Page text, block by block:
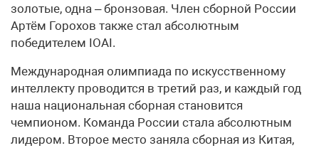
золотые, одна – бронзовая. Член сборной России
Артём Горохов также стал абсолютным
победителем IOAI.
Международная олимпиада по искусственному
интеллекту проводится в третий раз, и каждый год
наша национальная сборная становится
чемпионом. Команда России стала абсолютным
лидером. Второе место заняла сборная из Китая,